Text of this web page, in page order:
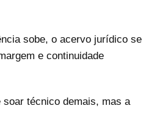
sobe, o acervo jurídico se
e continuidade
soar técnico demais, mas a